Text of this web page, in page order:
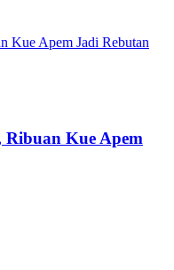
Kue Apem